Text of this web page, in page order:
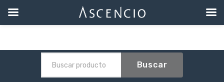
Buscar